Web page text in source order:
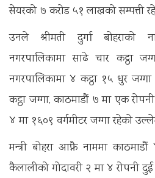
सेयरको ७ करोड ५१ लाखको सम्पत्ती
उनले श्रीमती दुर्गा बोहराको
नगरपालिकामा साढे चार कट्ठा
नगरपालिकामा ४ कट्ठा १५ धुर
कट्ठा जग्गा, काठमाडौं ७ मा एक
४ मा १६०९ वर्गमीटर जग्गा रहेको
मन्त्री बोहरा आफ्नै नाममा
कैलालीको गोदावरी २ मा ४ रोपनी